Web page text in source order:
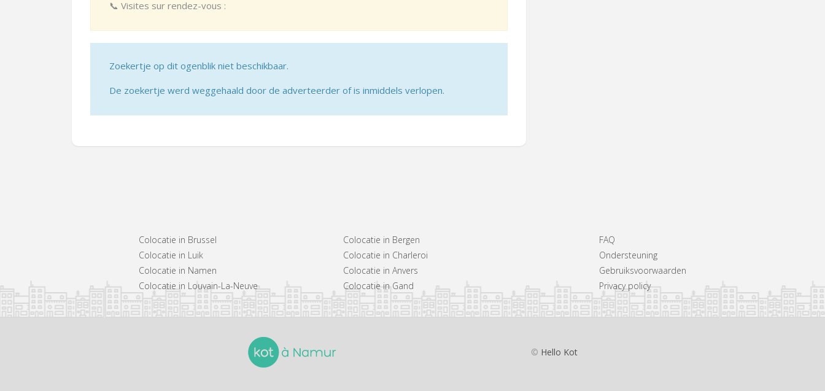
📞 Visites sur rendez-vous :
Zoekertje op dit ogenblik niet beschikbaar.
De zoekertje werd weggehaald door de adverteerder of is inmiddels verlopen.
Colocatie in Brussel
Colocatie in Luik
Colocatie in Namen
Colocatie in Louvain-La-Neuve
Colocatie in Bergen
Colocatie in Charleroi
Colocatie in Anvers
Colocatie in Gand
FAQ
Ondersteuning
Gebruiksvoorwaarden
Privacy policy
© Hello Kot